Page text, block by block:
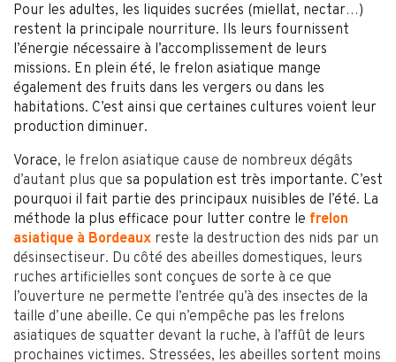
Pour les adultes, les liquides sucrées (miellat, nectar…)
restent la principale nourriture. Ils leurs fournissent
l’énergie nécessaire à l’accomplissement de leurs
missions. En plein été, le frelon asiatique mange
également des fruits dans les vergers ou dans les
habitations. C’est ainsi que certaines cultures voient leur
production diminuer.
Vorace, le frelon asiatique cause de nombreux dégâts
d’autant plus que sa population est très importante. C’est
pourquoi il fait partie des principaux nuisibles de l’été. La
méthode la plus efficace pour lutter contre le frelon
asiatique à Bordeaux reste la destruction des nids par un
désinsectiseur. Du côté des abeilles domestiques, leurs
ruches artificielles sont conçues de sorte à ce que
l’ouverture ne permette l’entrée qu’à des insectes de la
taille d’une abeille. Ce qui n’empêche pas les frelons
asiatiques de squatter devant la ruche, à l’affût de leurs
prochaines victimes. Stressées, les abeilles sortent moins